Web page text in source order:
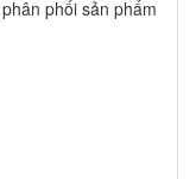
phối sản phẩm